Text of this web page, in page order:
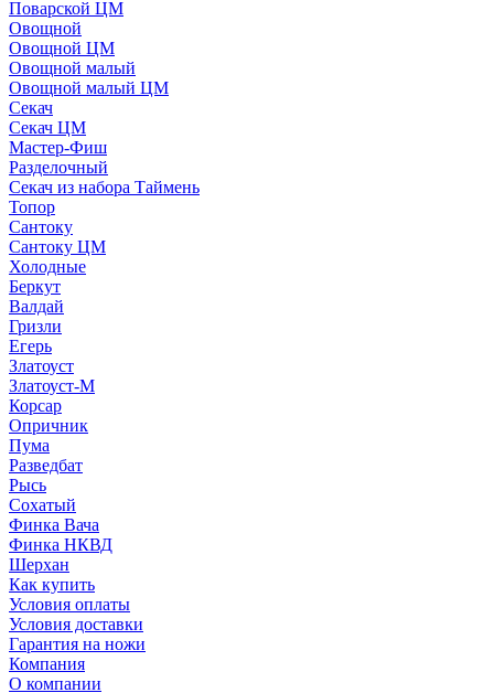
Поварской ЦМ
Овощной
Овощной ЦМ
Овощной малый
Овощной малый ЦМ
Секач
Секач ЦМ
Мастер-Фиш
Разделочный
Секач из набора Таймень
Топор
Сантоку
Сантоку ЦМ
Холодные
Беркут
Валдай
Гризли
Егерь
Златоуст
Златоуст-М
Корсар
Опричник
Пума
Разведбат
Рысь
Сохатый
Финка Вача
Финка НКВД
Шерхан
Как купить
Условия оплаты
Условия доставки
Гарантия на ножи
Компания
О компании